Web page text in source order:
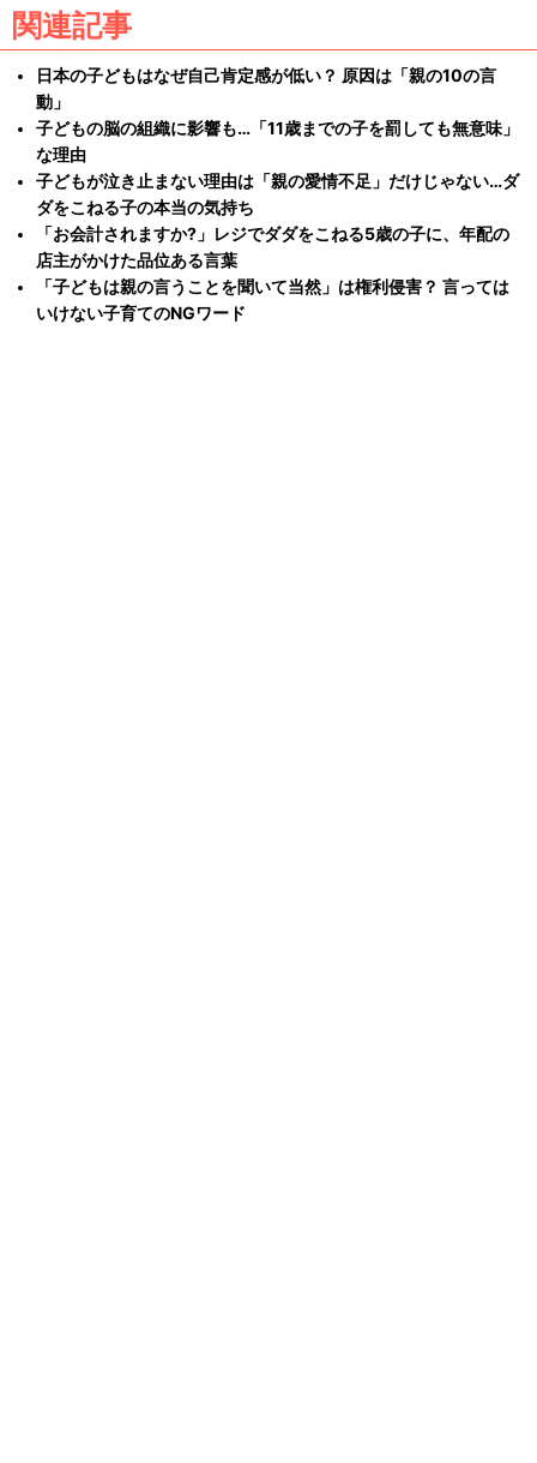
関連記事
日本の子どもはなぜ自己肯定感が低い？ 原因は「親の10の言
動」
子どもの脳の組織に影響も…「11歳までの子を罰しても無意味」
な理由
子どもが泣き止まない理由は「親の愛情不足」だけじゃない…ダ
ダをこねる子の本当の気持ち
「お会計されますか?」レジでダダをこねる5歳の子に、年配の
店主がかけた品位ある言葉
「子どもは親の言うことを聞いて当然」は権利侵害？ 言っては
いけない子育てのNGワード